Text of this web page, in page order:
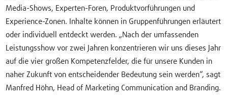
Media-Shows, Experten-Foren, Produktvorführungen und
Experience-Zonen. Inhalte können in Gruppenführungen erläutert
oder individuell entdeckt werden. „Nach der umfassenden
Leistungsshow vor zwei Jahren konzentrieren wir uns dieses Jahr
auf die vier großen Kompetenzfelder, die für unsere Kunden in
naher Zukunft von entscheidender Bedeutung sein werden“, sagt
Manfred Höhn, Head of Marketing Communication and Branding.